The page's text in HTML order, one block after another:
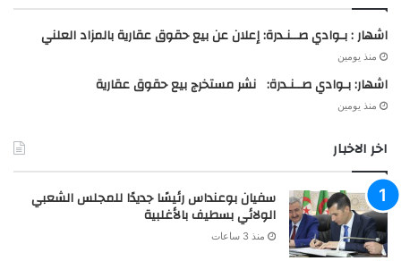
اشهار : بـوادي صــنـدرة: إعلان عن بيع حقوق عقارية بالمزاد العلني
منذ يومين
اشهار: بـوادي صــنـدرة: نشر مستخرج بيع حقوق عقارية
منذ يومين
اخر الاخبار
سفيان بوعنداس رئيسًا جديدًا للمجلس الشعبي
الولائي بسطيف بالأغلبية
منذ 3 ساعات